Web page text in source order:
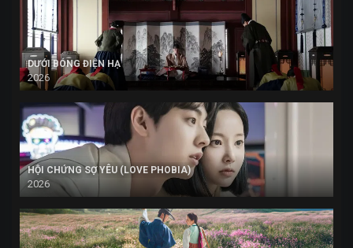
DƯỚI BÓNG ĐIỆN HẠ
2026
HỘI CHỨNG SỢ YÊU (LOVE PHOBIA)
2026